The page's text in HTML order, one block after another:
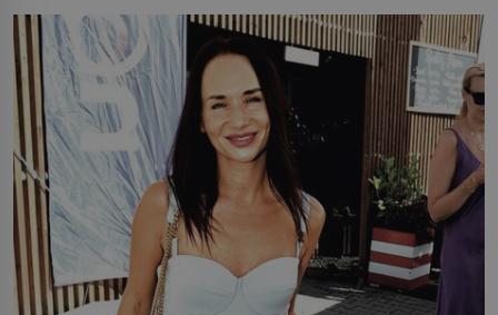
od roku 1223 postupují podél Kaspického a Azovského
moře,